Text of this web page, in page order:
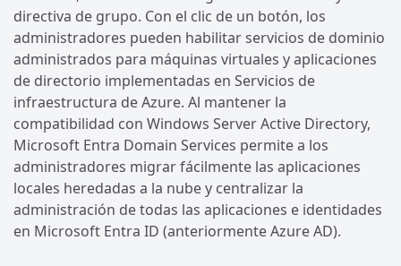
directiva de grupo. Con el clic de un botón, los
administradores pueden habilitar servicios de dominio
administrados para máquinas virtuales y aplicaciones
de directorio implementadas en Servicios de
infraestructura de Azure. Al mantener la
compatibilidad con Windows Server Active Directory,
Microsoft Entra Domain Services permite a los
administradores migrar fácilmente las aplicaciones
locales heredadas a la nube y centralizar la
administración de todas las aplicaciones e identidades
en Microsoft Entra ID (anteriormente Azure AD).